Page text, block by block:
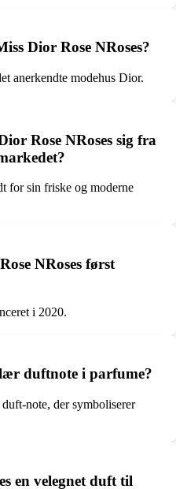
Dior Rose NRoses?
anerkendte modehus Dior.
Rose NRoses sig fra
for sin friske og moderne
NRoses først
i 2020.
duftnote i parfume?
note, der symboliserer
en velegnet duft til